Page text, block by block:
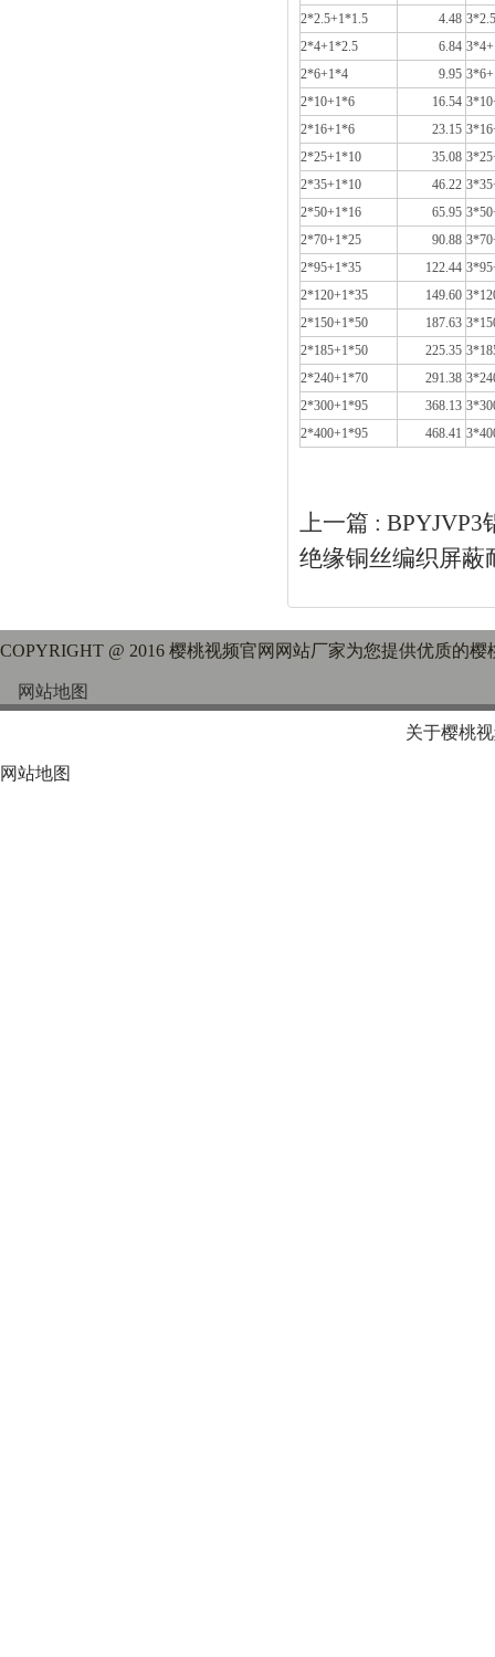
2*2.5+1*1.5
4.48
2*4+1*2.5
6.84
2*6+1*4
9.95
2*10+1*6
16.54
2*16+1*6
23.15
2*25+1*10
35.08
2*35+1*10
46.22
2*50+1*16
65.95
2*70+1*25
90.88
2*95+1*35
122.44
2*120+1*35
149.60
2*150+1*50
187.63
2*185+1*50
225.35
2*240+1*70
291.38
2*300+1*95
368.13
2*400+1*95
468.41
上一篇 : BPYJVP3
绝缘铜丝编织屏蔽
COPYRIGHT @ 2016 樱桃视频官网网站厂家为您提供优质的樱
网站地图
关于樱桃
网站地图